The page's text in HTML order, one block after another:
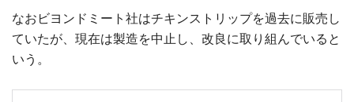
なおビヨンドミート社はチキンストリップを過去に販売し
ていたが、現在は製造を中止し、改良に取り組んでいると
いう。